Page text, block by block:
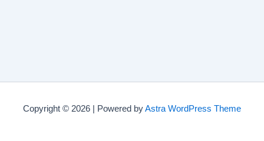
Copyright © 2026 | Powered byAstra WordPress Theme